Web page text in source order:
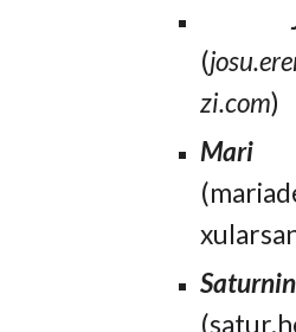
(
zi.com)
Mari